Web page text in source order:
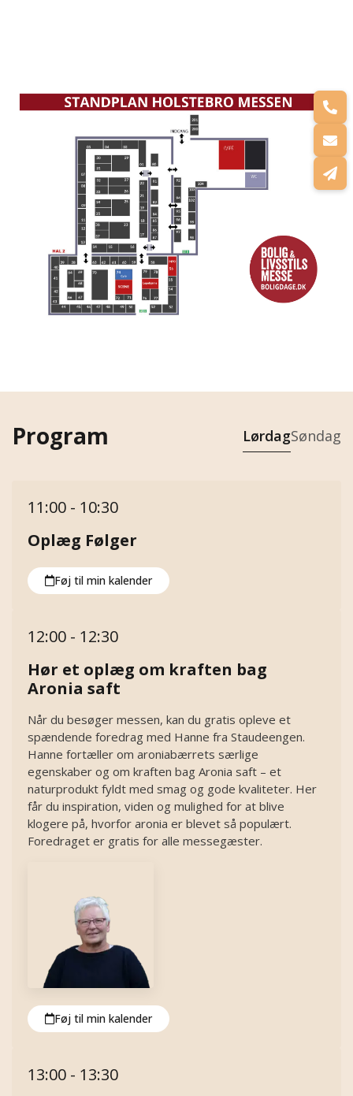
Program LørdagSøndag
11:00 - 10:30
Oplæg Følger
Føj til min kalender
12:00 - 12:30
Hør et oplæg om kraften bag
Aronia saft
Når du besøger messen, kan du gratis opleve et
spændende foredrag med Hanne fra Staudeengen.
Hanne fortæller om aroniabærrets særlige
egenskaber og om kraften bag Aronia saft – et
naturprodukt fyldt med smag og gode kvaliteter. Her
får du inspiration, viden og mulighed for at blive
klogere på, hvorfor aronia er blevet så populært.
Foredraget er gratis for alle messegæster.
Føj til min kalender
13:00 - 13:30